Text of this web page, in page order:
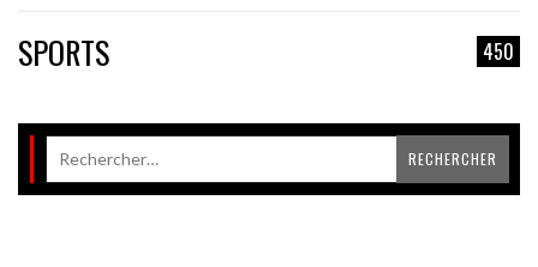
SPORTS 450